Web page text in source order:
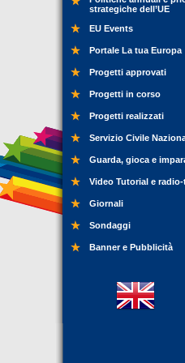
strategiche dell’UE
EU Events
Portale La tua Europa
Progetti approvati
Progetti in corso
Progetti realizzati
Servizio Civile
Guarda, gioca e
Video Tutorial e
Giornali
Sondaggi
Banner e Pubblicità